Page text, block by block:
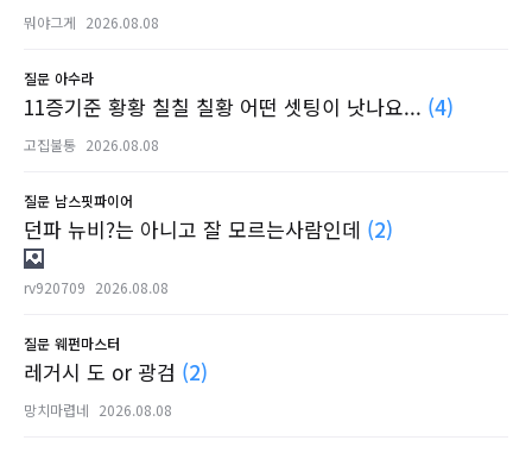
뭐야그게 2026.08.08
질문 아수라
11증기준 황황 칠칠 칠황 어떤 셋팅이 낫나요... (4)
고집불통 2026.08.08
질문 남스핏파이어
던파 뉴비?는 아니고 잘 모르는사람인데 (2)
rv920709 2026.08.08
질문 웨펀마스터
레거시 도 or 광검 (2)
망치마렵네 2026.08.08